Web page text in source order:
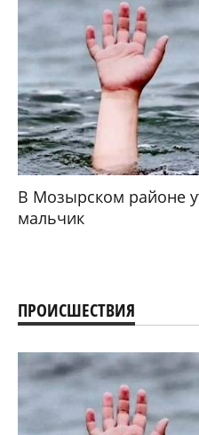
В Мозырском районе
мальчик
ПРОИСШЕСТВИЯ